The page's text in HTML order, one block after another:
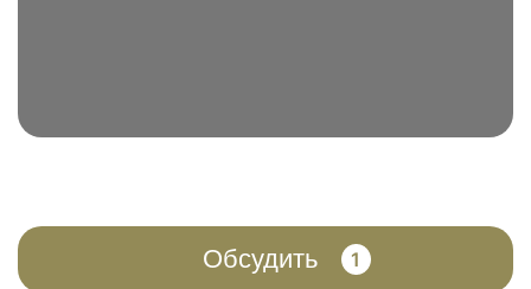
Обсудить 1